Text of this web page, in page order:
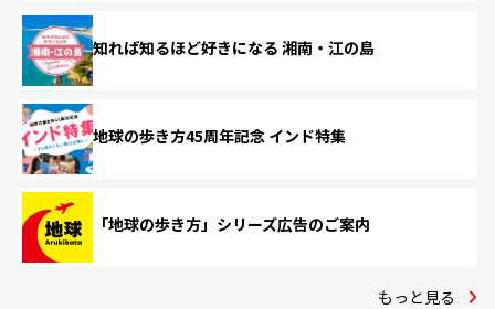
知れば知るほど好きになる 湘南・江の島
地球の歩き方45周年記念 インド特集
「地球の歩き方」シリーズ広告のご案内
もっと見る